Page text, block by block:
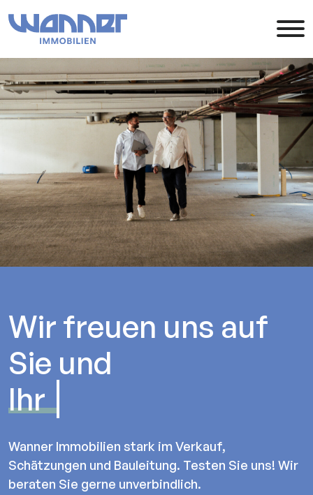
Wir freuen uns auf
Sie und
Ihr Einfami
Wanner Immobilien stark im Verkauf,
Schätzungen und Bauleitung. Testen Sie uns! Wir
beraten Sie gerne unverbindlich.